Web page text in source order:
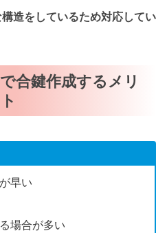
造をしているため対応してい
合鍵作成するメリ
早い
場合が多い